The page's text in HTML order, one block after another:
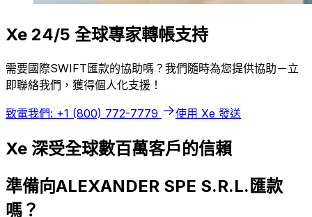
Xe 24/5 全球專家轉帳支持
需要國際SWIFT匯款的協助嗎？我們隨時為您提供協助－立
即聯絡我們，獲得個人化支援！
致電我們: +1 (800) 772-7779 使用 Xe 發送
Xe 深受全球數百萬客戶的信賴
準備向ALEXANDER SPE S.R.L.匯款
嗎？